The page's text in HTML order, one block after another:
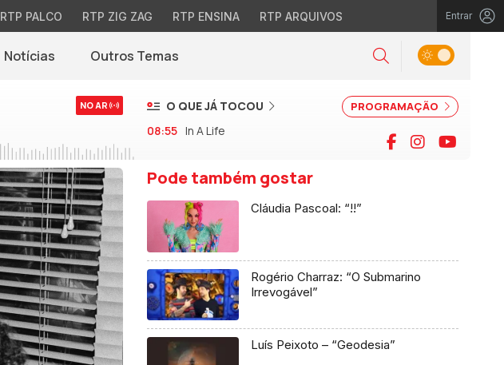
RTP PALCO RTP ZIG ZAG RTP ENSINA RTP ARQUIVOS Entrar
Notícias(abre em nova janela)
Outros Temas Pesquisar
Alternar tema
NO AR PROGRAMAÇÃO
O QUE JÁ TOCOU
08:55 In A Life Facebook
Instagram
Pode também gostar
Cláudia Pascoal: “!!”
Rogério Charraz: “O Submarino
Irrevogável”
Luís Peixoto – “Geodesia”